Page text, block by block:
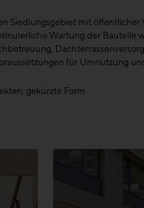
Siedlungsgebiet mit
Wartung der Bauteile
für Umnutzung
gekürzte Form